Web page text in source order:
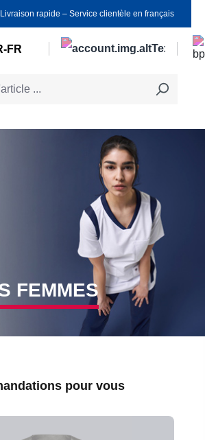
rapide ‒ Service clientèle en français
FR
FEMMES
de produitspour vous